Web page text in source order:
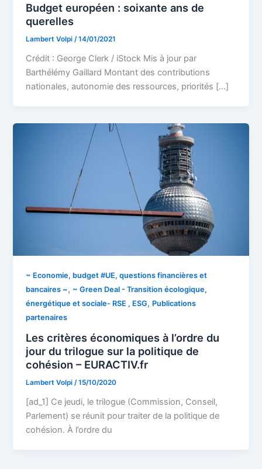
Budget européen : soixante ans de
querelles
Lambert Volpi/14/01/2021
Crédit : George Clerk / iStock Mis à jour par
Barthélémy Gaillard Montant des contributions
nationales, autonomie des ressources, priorités […]
~ Economie, budget #UE, questions financières et
bancaires ~, ~ Green Deal - Transition écologique,
énergétique et sociale- RSE , ESG, Publications
partenaires
Les critères économiques à l’ordre du
jour du trilogue sur la politique de
cohésion – EURACTIV.fr
Lambert Volpi/15/10/2020
[ad_1] Ce jeudi, le trilogue (Commission, Conseil,
Parlement) se réunit pour traiter de la politique de
cohésion. À l’ordre du